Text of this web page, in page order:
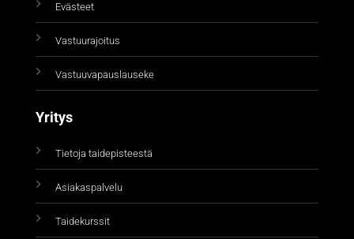
Evästeet
Vastuurajoitus
Vastuuvapauslauseke
Yritys
Tietoja taidepisteestä
Asiakaspalvelu
Taidekurssit